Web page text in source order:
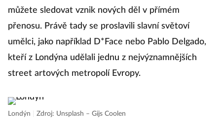
můžete sledovat vznik nových děl v přímém
přenosu. Právě tady se proslavili slavní světoví
umělci, jako například D*Face nebo Pablo Delgado,
kteří z Londýna udělali jednu z nejvýznamnějších
street artových metropolí Evropy.
Londýn Zdroj: Unsplash – Gijs Coolen